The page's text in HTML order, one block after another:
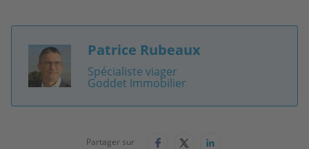
Image Patrice Rubeaux
Spécialiste viager
Goddet Immobilier
Partager sur